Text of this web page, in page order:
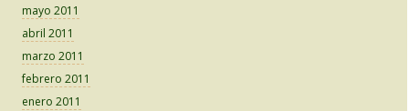
mayo 2011
abril 2011
marzo 2011
febrero 2011
enero 2011